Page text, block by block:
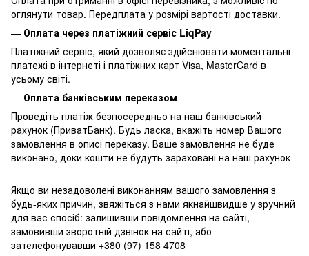
оглянути товар. Передплата у розмірі вартості доставки.
— Оплата через платіжний сервіс LiqPay
Платіжний сервіс, який дозволяє здійснювати моментальні
платежі в інтернеті і платіжних карт Visa, MasterCard в
усьому світі.
— Оплата банківським переказом
Проведіть платіж безпосередньо на наш банківський
рахунок (ПриватБанк). Будь ласка, вкажіть номер Вашого
замовлення в описі переказу. Ваше замовлення не буде
виконано, доки кошти не будуть зараховані на наш рахунок
Якщо ви незадоволені виконанням вашого замовлення з
будь-яких причин, звяжіться з нами якнайшвидше у зручний
для вас спосіб: залишивши повідомлення на сайті,
замовивши зворотній дзвінок на сайті, або
зателефонувавши +380 (97) 158 4708